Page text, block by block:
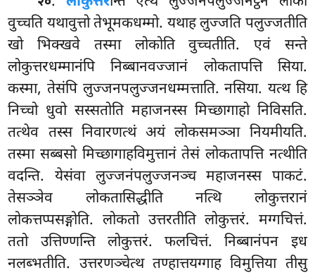
वुच्चति यथावुत्तो तेभूमकधम्मो. यथाह लुज्जति पलुज्जतीति
खो भिक्खवे तस्मा लोकोति वुच्चतीति. एवं सन्ते
लोकुत्तरधम्मानंपि निब्बानवज्जानं लोकतापत्ति सिया.
कस्मा, तेसंपि लुज्जनपलुज्जनधम्मत्ताति. नसिया. यत्थ हि
निच्चो धुवो सस्सतोति महाजनस्स मिच्छागाहो निविसति.
तत्थेव तस्स निवारणत्थं अयं लोकसमञ्ञा नियमीयति.
तस्मा सब्बसो मिच्छागाहविमुत्तानं तेसं लोकतापत्ति नत्थीति
वदन्ति. येसंवा लुज्जनंपलुज्जनञ्च महाजनस्स पाकटं.
तेसञ्ञेव लोकतासिद्धीति नत्थि लोकुत्तरानं
लोकत्तप्पसङ्गोति. लोकतो उत्तरतीति लोकुत्तरं. मग्गचित्तं.
ततो उत्तिण्णन्ति लोकुत्तरं. फलचित्तं. निब्बानंपन इध
नलब्भतीति. उत्तरणञ्चेत्थ तण्हात्तयग्गाह विमुत्तिया तीसु